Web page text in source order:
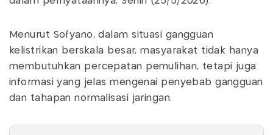
Menurut Sofyano, dalam situasi gangguan
kelistrikan berskala besar, masyarakat tidak hanya
membutuhkan percepatan pemulihan, tetapi juga
informasi yang jelas mengenai penyebab gangguan
dan tahapan normalisasi jaringan.